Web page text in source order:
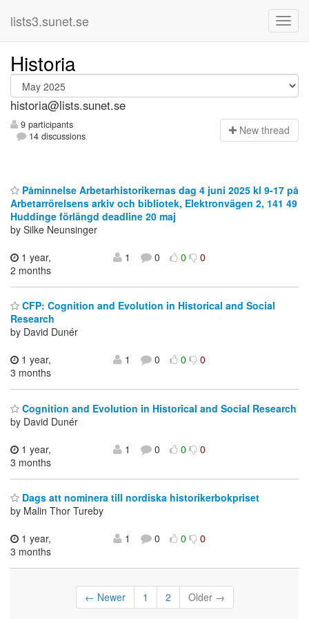
lists3.sunet.se
Historia
historia@lists.sunet.se
9 participants
14 discussions
New thread
Påminnelse Arbetarhistorikernas dag 4 juni 2025 kl 9-17 på
Arbetarrörelsens arkiv och bibliotek, Elektronvägen 2, 141 49
Huddinge förlängd deadline 20 maj
by Silke Neunsinger
1 year,
2 months
1 0 0 0
CFP: Cognition and Evolution in Historical and Social
Research
by David Dunér
1 year,
3 months
1 0 0 0
Cognition and Evolution in Historical and Social Research
by David Dunér
1 year,
3 months
1 0 0 0
Dags att nominera till nordiska historikerbokpriset
by Malin Thor Tureby
1 year,
3 months
1 0 0 0
← Newer 1 2 Older →